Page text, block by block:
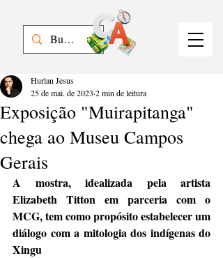
Exposição "Muirapitanga"
chega ao Museu Campos
Gerais
Hurlan Jesus
25 de mai. de 2023 2 min de leitura
A mostra, idealizada pela artista
Elizabeth Titton em parceria com o
MCG, tem como propósito estabelecer um
diálogo com a mitologia dos indígenas do
Xingu